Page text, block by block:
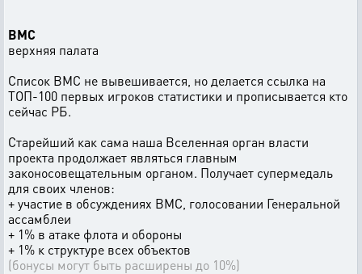
ВМС
верхняя палата
Список ВМС не вывешивается, но делается ссылка на
ТОП-100 первых игроков статистики и прописывается кто
сейчас РБ.
Старейший как сама наша Вселенная орган власти
проекта продолжает являться главным
законосовещательным органом. Получает супермедаль
для своих членов:
+ участие в обсуждениях ВМС, голосовании Генеральной
ассамблеи
+ 1% в атаке флота и обороны
+ 1% к структуре всех объектов
(бонусы могут быть расширены до 10%)